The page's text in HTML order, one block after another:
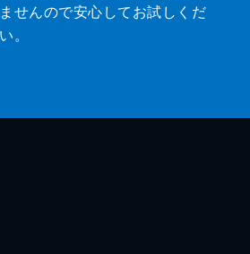
せんので安心してお試しくだ
。